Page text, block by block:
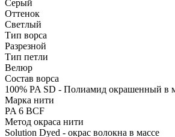
Серый
Оттенок
Светлый
Тип ворса
Разрезной
Тип петли
Велюр
Состав ворса
100% PA SD - Полиамид окрашенный в
Марка нити
PA 6 BCF
Метод окраса нити
Solution Dyed - окрас волокна в массе